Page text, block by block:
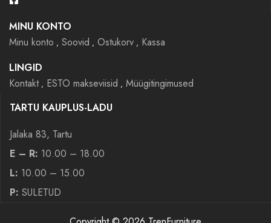
MINU KONTO
Minu konto
Soovid Ostukorv
Kassa
LINGID
Kontakt
ESTO makseviisid
Müügitingimused
TARTU KAUPLUS-LADU
Jalaka 83, Tartu
E – R: 10.00 – 18.00
L: 10.00 – 15.00
P: SULETUD